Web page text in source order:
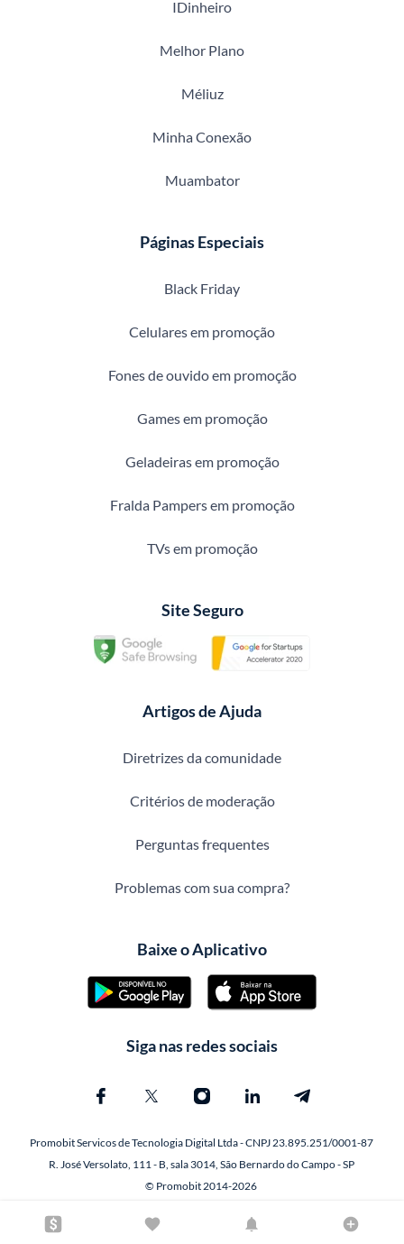
IDinheiro
Melhor Plano
Méliuz
Minha Conexão
Muambator
Páginas Especiais
Black Friday
Celulares em promoção
Fones de ouvido em promoção
Games em promoção
Geladeiras em promoção
Fralda Pampers em promoção
TVs em promoção
Site Seguro
Artigos de Ajuda
Diretrizes da comunidade
Critérios de moderação
Perguntas frequentes
Problemas com sua compra?
Baixe o Aplicativo
Siga nas redes sociais
Promobit Servicos de Tecnologia Digital Ltda - CNPJ 23.895.251/0001-87
R. José Versolato, 111 - B, sala 3014, São Bernardo do Campo - SP
© Promobit 2014-2026